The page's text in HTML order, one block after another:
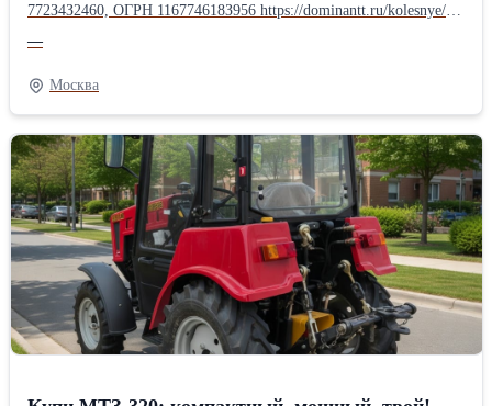
772З4З2460, ОГРН 116774618З956 https://dominantt.ru/kolesnye/?
фермера, коммунальщиков, строителей. Основные
характеристики: • Мощность двигателя — 81 л.с. (Д-243/Д-245) •
Полный привод 4×4 с блокировкой дифференциала •
Грузоподъёмность задней навески — 3200 кг • Топливный бак
— 130 литров • 18 передач вперёд / 4 назад • Дорожный просвет
— 465 мм • Комфортная кабина с отопителем (возможна
комплектация с кондиционером) Почему выбирают именно МТЗ
балочный: • Неприхотливый и надёжный дизель • Огромный
выбор навесного оборудования (плуг, косилка, погрузчик, щётка,
фреза, прицепы и многое другое) • Экономная эксплуатация и
доступные запчасти по всей России • Отлично работает по
грязи, снегу и на пересечённой местности Трактор новый, в
наличии, с ПСМ. Обращайтесь — поможем подобрать
комплектацию под ваши задачи!
—
Москва